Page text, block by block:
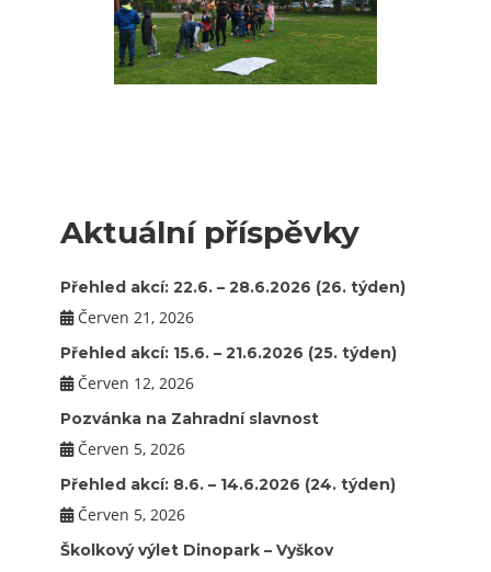
Aktuální příspěvky
Přehled akcí: 22.6. – 28.6.2026 (26. týden)
Červen 21, 2026
Přehled akcí: 15.6. – 21.6.2026 (25. týden)
Červen 12, 2026
Pozvánka na Zahradní slavnost
Červen 5, 2026
Přehled akcí: 8.6. – 14.6.2026 (24. týden)
Červen 5, 2026
Školkový výlet Dinopark – Vyškov